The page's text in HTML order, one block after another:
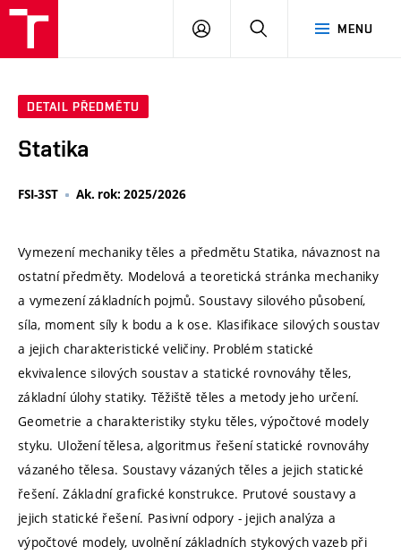
MENU
PŘIHLÁSIT
DETAIL PŘEDMĚTU
Statika
FSI-3ST Ak. rok: 2025/2026
Vymezení mechaniky těles a předmětu Statika, návaznost na
ostatní předměty. Modelová a teoretická stránka mechaniky
a vymezení základních pojmů. Soustavy silového působení,
síla, moment síly k bodu a k ose. Klasifikace silových soustav
a jejich charakteristické veličiny. Problém statické
ekvivalence silových soustav a statické rovnováhy těles,
základní úlohy statiky. Těžiště těles a metody jeho určení.
Geometrie a charakteristiky styku těles, výpočtové modely
styku. Uložení tělesa, algoritmus řešení statické rovnováhy
vázaného tělesa. Soustavy vázaných těles a jejich statické
řešení. Základní grafické konstrukce. Prutové soustavy a
jejich statické řešení. Pasivní odpory - jejich analýza a
výpočtové modely, uvolnění základních stykových vazeb při